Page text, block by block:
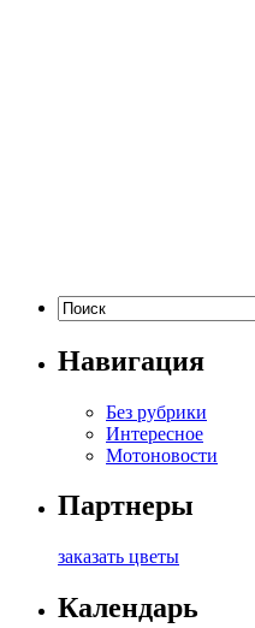
Навигация
Без рубрики
Интересное
Мотоновости
Партнеры
заказать цветы
Календарь